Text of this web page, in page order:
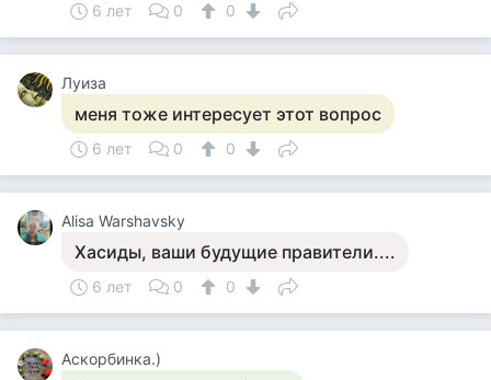
6 лет 0 0
Луиза
меня тоже интересует этот вопрос
6 лет 0 0
Alisa Warshavsky
Хасиды, ваши будущие правители....
6 лет 0 0
Аскорбинка.)